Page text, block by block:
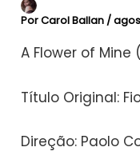
PorCarol Ballan /
A Flower of
Título Original:
Direção: Paolo